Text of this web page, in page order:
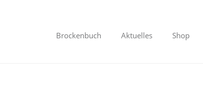
Brockenbuch Aktuelles Shop